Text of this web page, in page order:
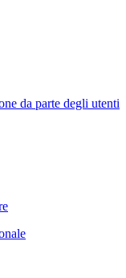
da parte degli utenti